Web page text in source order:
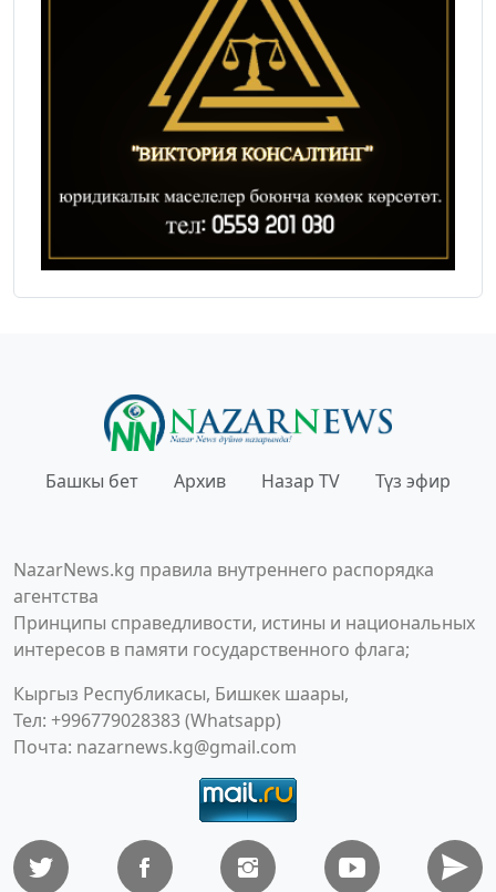
Башкы бет Архив Назар TV Түз эфир
NazarNews.kg правила внутреннего распорядка
агентства
Принципы справедливости, истины и национальных
интересов в памяти государственного флага;
Кыргыз Республикасы, Бишкек шаары,
Тел: +996779028383 (Whatsapp)
Почта: nazarnews.kg@gmail.com